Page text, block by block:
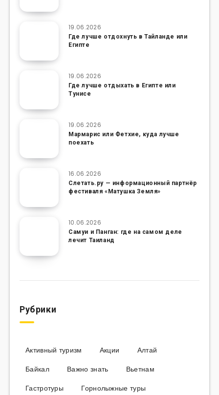
19.06.2026
Где лучше отдохнуть в Тайланде или
Египте
19.06.2026
Где лучше отдыхать в Египте или
Тунисе
19.06.2026
Мармарис или Фетхие, куда лучше
поехать
16.06.2026
Слетать.ру — информационный партнёр
фестиваля «Матушка Земля»
10.06.2026
Самуи и Панган: где на самом деле
лечит Таиланд
Рубрики
Активный туризм Акции
Алтай
Байкал
Важно знать
Вьетнам
Гастротуры
Горнолыжные туры